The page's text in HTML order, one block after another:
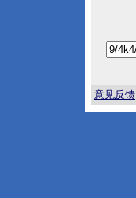
意见反馈